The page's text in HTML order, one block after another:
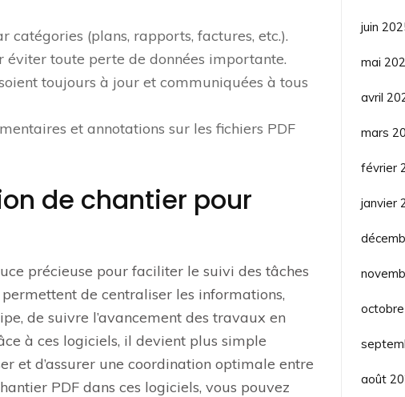
catégories (plans, rapports, factures, etc.).
toute perte de données importante.
toujours à jour et communiquées à tous
et annotations sur les fichiers PDF
de chantier pour
précieuse pour faciliter le suivi des tâches
de centraliser les informations,
de suivre l’avancement des travaux en
à ces logiciels, il devient plus simple
et d’assurer une coordination optimale entre
PDF dans ces logiciels, vous pouvez
juin
mai
avril
mars
février
janvier
août